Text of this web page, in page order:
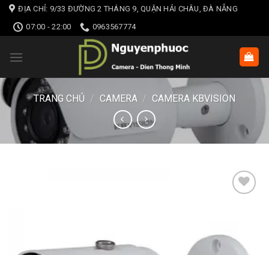
Skip
content
ĐỊA CHỈ: 9/33 ĐƯỜNG 2 THÁNG 9, QUẬN HẢI CHÂU, ĐÀ NẴNG
07:00 - 22:00
0963567774
TRANG CHỦ / CAMERA / CAMERA KBVISION